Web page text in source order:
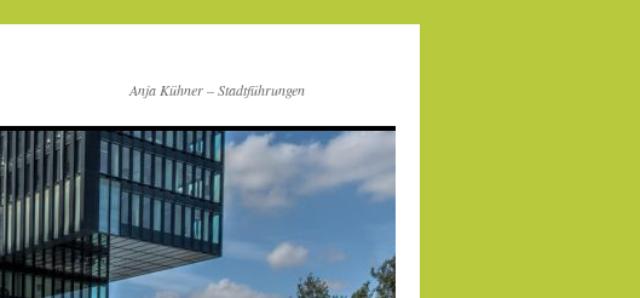
Anja Kühner – Stadtführungen